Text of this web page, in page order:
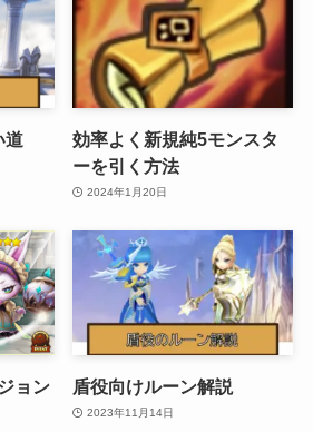
道
効率よく新規純5モンスタ
ーを引く方法
2024年1月20日
ョン
盾役向けルーン解説
2023年11月14日